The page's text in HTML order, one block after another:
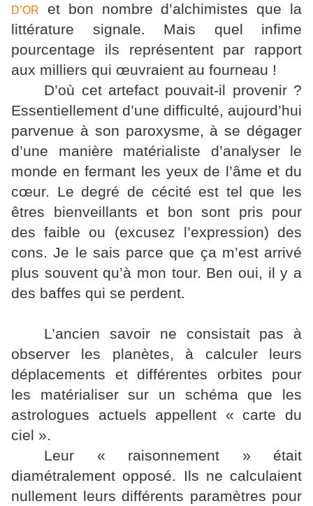
D’OR
et bon nombre d’alchimistes que la
littérature signale. Mais quel infime
pourcentage ils représentent par rapport
aux milliers qui œuvraient au fourneau !
D’où cet artefact pouvait-il provenir ?
Essentiellement d’une difficulté, aujourd’hui
parvenue à son paroxysme, à se dégager
d’une manière matérialiste d’analyser le
monde en fermant les yeux de l’âme et du
cœur. Le degré de cécité est tel que les
êtres bienveillants et bon sont pris pour
des faible ou (excusez l’expression) des
cons. Je le sais parce que ça m’est arrivé
plus souvent qu’à mon tour. Ben oui, il y a
des baffes qui se perdent.
L’ancien savoir ne consistait pas à
observer les planètes, à calculer leurs
déplacements et différentes orbites pour
les matérialiser sur un schéma que les
astrologues actuels appellent « carte du
ciel ».
Leur « raisonnement » était
diamétralement opposé. Ils ne calculaient
nullement leurs différents paramètres pour